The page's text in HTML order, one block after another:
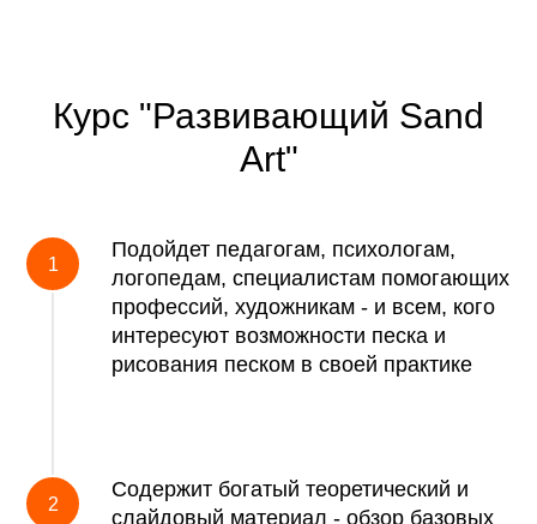
Курс "Развивающий Sand
Art"
Подойдет педагогам, психологам,
логопедам, специалистам помогающих
профессий, художникам - и всем, кого
интересуют возможности песка и
рисования песком в своей практике
Содержит богатый теоретический и
слайдовый материал - обзор базовых